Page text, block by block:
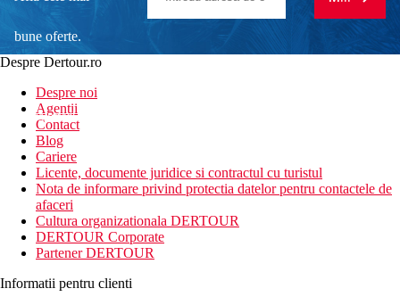
bune oferte.
newsletter!
Despre Dertour.ro
Despre noi
Agentii
Contact
Blog
Cariere
Licente, documente juridice si contractul cu turistul
Nota de informare privind protectia datelor pentru contactele de
afaceri
Cultura organizationala DERTOUR
DERTOUR Corporate
Partener DERTOUR
Informatii pentru clienti